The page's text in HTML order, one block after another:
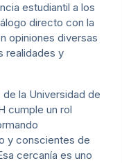
estudiantil a los
directo con la
opiniones diversas
realidades y
la Universidad de
cumple un rol
y conscientes de
cercanía es uno